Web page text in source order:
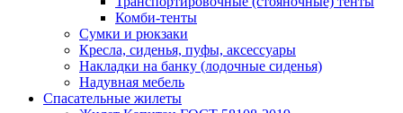
Комби-тенты
Сумки и рюкзаки
Кресла, сиденья, пуфы, аксессуары
Накладки на банку (лодочные сиденья)
Надувная мебель
Спасательные жилеты